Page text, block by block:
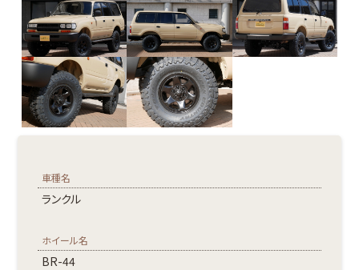
車種名
ランクル
ホイール名
BR-44